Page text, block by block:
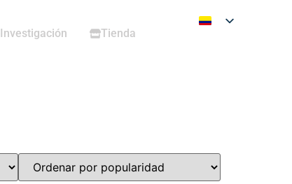
Investigación Tienda